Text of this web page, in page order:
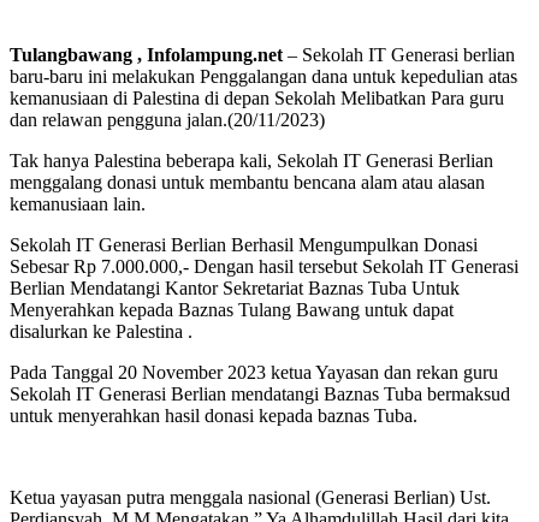
Tulangbawang , Infolampung.net– Sekolah IT Generasi berlian
baru-baru ini melakukan Penggalangan dana untuk kepedulian atas
kemanusiaan di Palestina di depan Sekolah Melibatkan Para guru
dan relawan pengguna jalan.(20/11/2023)
Tak hanya Palestina beberapa kali, Sekolah IT Generasi Berlian
menggalang donasi untuk membantu bencana alam atau alasan
kemanusiaan lain.
Sekolah IT Generasi Berlian Berhasil Mengumpulkan Donasi
Sebesar Rp 7.000.000,- Dengan hasil tersebut Sekolah IT Generasi
Berlian Mendatangi Kantor Sekretariat Baznas Tuba Untuk
Menyerahkan kepada Baznas Tulang Bawang untuk dapat
disalurkan ke Palestina .
Pada Tanggal 20 November 2023 ketua Yayasan dan rekan guru
Sekolah IT Generasi Berlian mendatangi Baznas Tuba bermaksud
untuk menyerahkan hasil donasi kepada baznas Tuba.
Ketua yayasan putra menggala nasional (Generasi Berlian) Ust.